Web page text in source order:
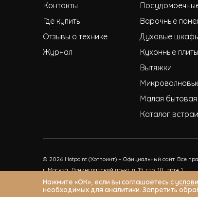
Контакты
Где купить
Отзывы о технике
Журнал
Варочные
Духовые
Кухонные плиты
Вытяжки
Малая бытовая
Каталог
© 2026 Hotpoint (Хотпоинт) – Официальный сайт. Все
г. Москва, Ленинградский пр-кт, д. 15, стр. 10, этаж 1
service@ihpappliances.ru
Нажмите «ОК», если вы соглашаетесь с
необходимых для аналитики. Запретить